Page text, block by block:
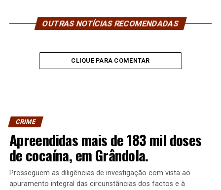
OUTRAS NOTÍCIAS RECOMENDADAS
CLIQUE PARA COMENTAR
CRIME
Apreendidas mais de 183 mil doses
de cocaína, em Grândola.
Prosseguem as diligências de investigação com vista ao
apuramento integral das circunstâncias dos factos e à